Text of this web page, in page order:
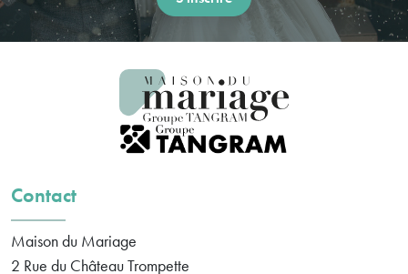
Contact
Maison du Mariage
2 Rue du Château Trompette